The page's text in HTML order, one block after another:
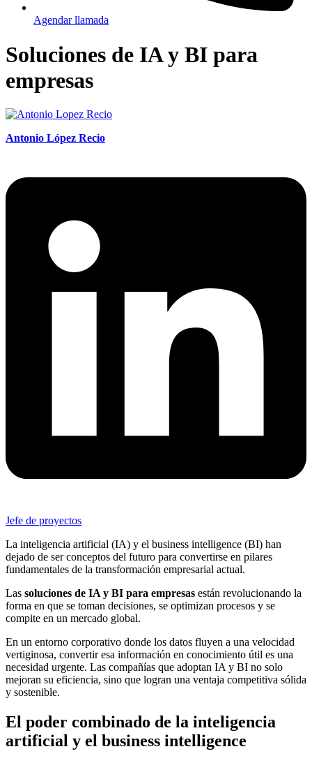
Agendar llamada
Soluciones de IA y BI para
empresas
Antonio López Recio
Jefe de proyectos
La inteligencia artificial (IA) y el business intelligence (BI) han
dejado de ser conceptos del futuro para convertirse en pilares
fundamentales de la transformación empresarial actual.
Las soluciones de IA y BI para empresas están revolucionando la
forma en que se toman decisiones, se optimizan procesos y se
compite en un mercado global.
En un entorno corporativo donde los datos fluyen a una velocidad
vertiginosa, convertir esa información en conocimiento útil es una
necesidad urgente. Las compañías que adoptan IA y BI no solo
mejoran su eficiencia, sino que logran una ventaja competitiva sólida
y sostenible.
El poder combinado de la inteligencia
artificial y el business intelligence